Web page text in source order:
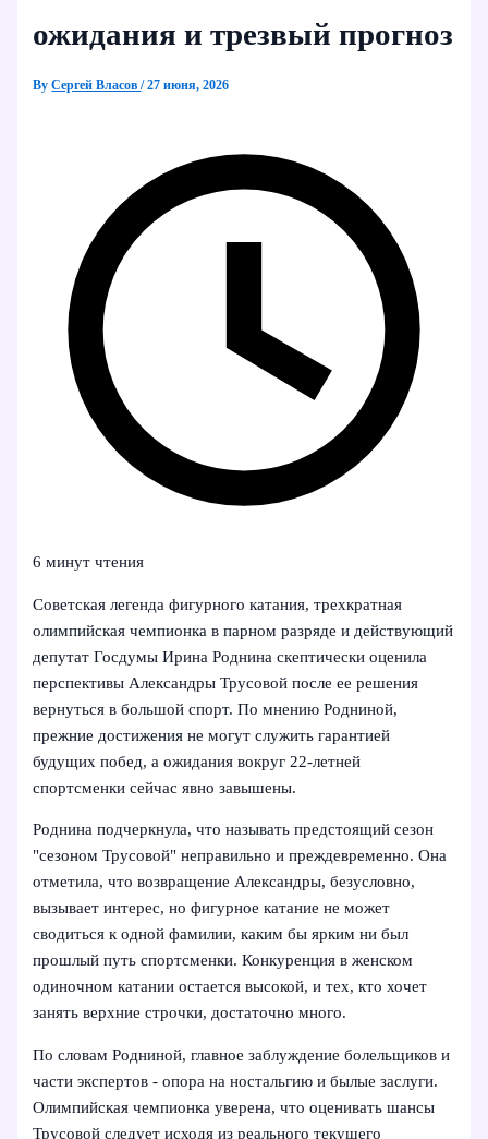
ожидания и трезвый прогноз
ByСергей Власов/27 июня, 2026
6 минут чтения
Советская легенда фигурного катания, трехкратная
олимпийская чемпионка в парном разряде и действующий
депутат Госдумы Ирина Роднина скептически оценила
перспективы Александры Трусовой после ее решения
вернуться в большой спорт. По мнению Родниной,
прежние достижения не могут служить гарантией
будущих побед, а ожидания вокруг 22‑летней
спортсменки сейчас явно завышены.
Роднина подчеркнула, что называть предстоящий сезон
"сезоном Трусовой" неправильно и преждевременно. Она
отметила, что возвращение Александры, безусловно,
вызывает интерес, но фигурное катание не может
сводиться к одной фамилии, каким бы ярким ни был
прошлый путь спортсменки. Конкуренция в женском
одиночном катании остается высокой, и тех, кто хочет
занять верхние строчки, достаточно много.
По словам Родниной, главное заблуждение болельщиков и
части экспертов - опора на ностальгию и былые заслуги.
Олимпийская чемпионка уверена, что оценивать шансы
Трусовой следует исходя из реального текущего